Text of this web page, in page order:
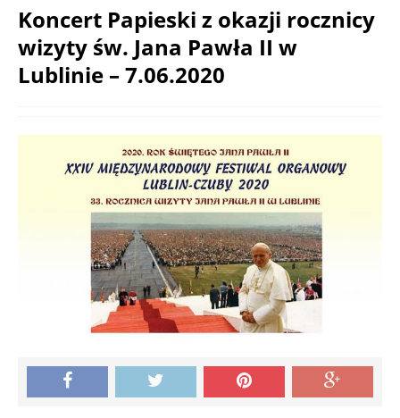
Koncert Papieski z okazji rocznicy
wizyty św. Jana Pawła II w
Lublinie – 7.06.2020